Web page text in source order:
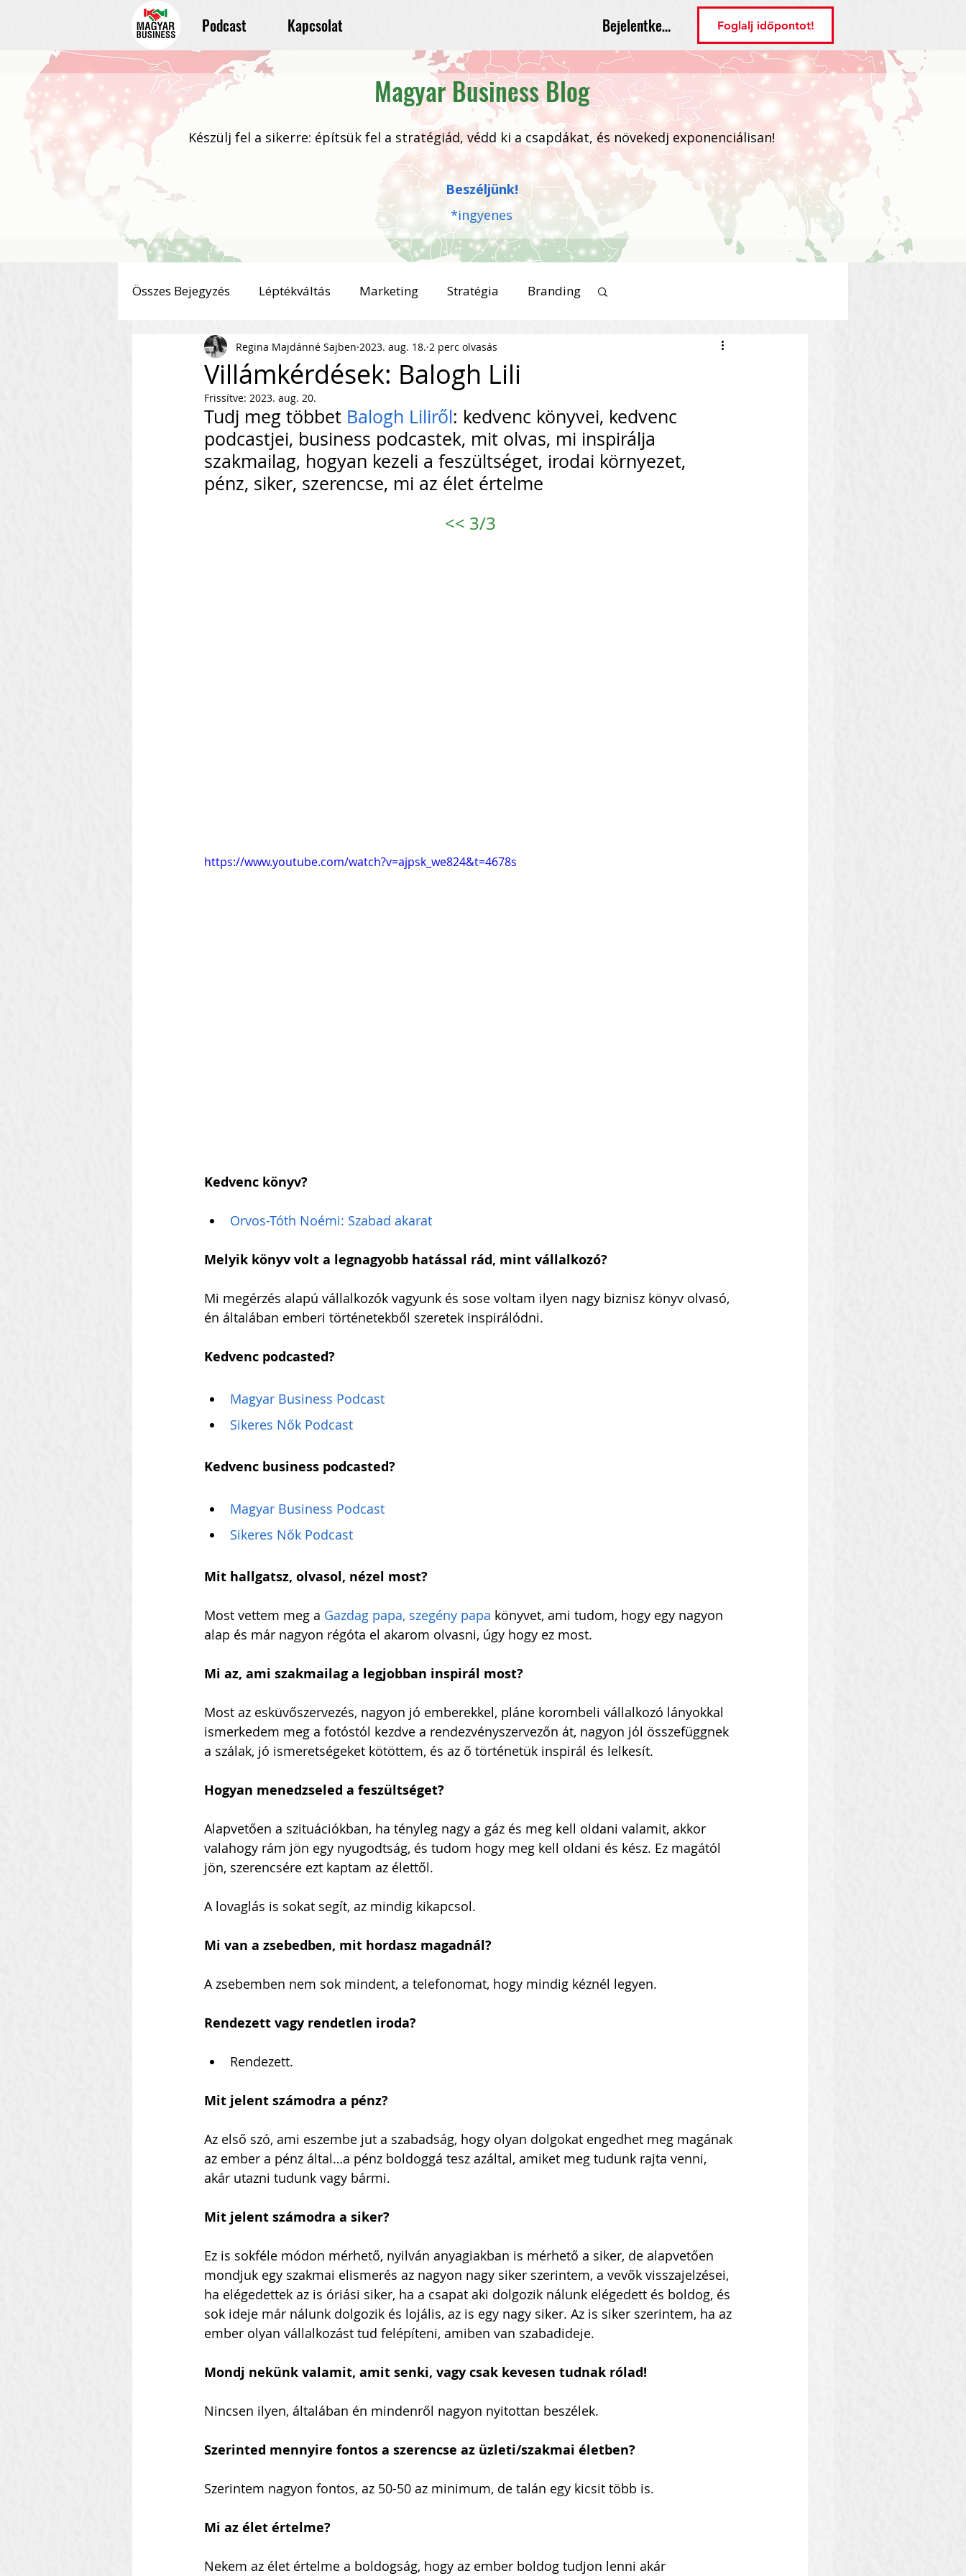
Podcast Kapcsolat Bejelentkezés Foglalj időpontot!
Magyar Business Blog
Készülj fel a sikerre: építsük fel a stratégiád, védd ki a csapdákat, és növekedj exponenciálisan!
Beszéljünk!
*ingyenes
Összes Bejegyzés Léptékváltás Marketing Stratégia Branding
KKV Magyar Business Podcast PR HR
Kommunikáció Csapatépítés KKV Skálázás Munkaerőpiac
Vállalkozás Építés Nonprofit Szervezet Startup
Közösségépítés
Villámkérdések: Balogh Lili
Regina Majdánné Sajben 2023. aug. 18. 2 perc olvasás
Frissítve: 2023. aug. 20.
Tudj meg többet Balogh Liliről: kedvenc könyvei, kedvenc
podcastjei, business podcastek, mit olvas, mi inspirálja
szakmailag, hogyan kezeli a feszültséget, irodai környezet,
pénz, siker, szerencse, mi az élet értelme
<< 3/3
https://www.youtube.com/watch?v=ajpsk_we824&t=4678s
Kedvenc könyv?
Orvos-Tóth Noémi: Szabad akarat
Melyik könyv volt a legnagyobb hatással rád, mint vállalkozó?
Mi megérzés alapú vállalkozók vagyunk és sose voltam ilyen nagy biznisz könyv olvasó,
én általában emberi történetekből szeretek inspirálódni.
Kedvenc podcasted?
Magyar Business Podcast
Sikeres Nők Podcast
Kedvenc business podcasted?
Magyar Business Podcast
Sikeres Nők Podcast
Mit hallgatsz, olvasol, nézel most?
Most vettem meg a Gazdag papa, szegény papa könyvet, ami tudom, hogy egy nagyon
alap és már nagyon régóta el akarom olvasni, úgy hogy ez most.
Mi az, ami szakmailag a legjobban inspirál most?
Most az esküvőszervezés, nagyon jó emberekkel, pláne korombeli vállalkozó lányokkal
ismerkedem meg a fotóstól kezdve a rendezvényszervezőn át, nagyon jól összefüggnek
a szálak, jó ismeretségeket kötöttem, és az ő történetük inspirál és lelkesít.
Hogyan menedzseled a feszültséget?
Alapvetően a szituációkban, ha tényleg nagy a gáz és meg kell oldani valamit, akkor
valahogy rám jön egy nyugodtság, és tudom hogy meg kell oldani és kész. Ez magától
jön, szerencsére ezt kaptam az élettől.
A lovaglás is sokat segít, az mindig kikapcsol.
Mi van a zsebedben, mit hordasz magadnál?
A zsebemben nem sok mindent, a telefonomat, hogy mindig kéznél legyen.
Rendezett vagy rendetlen iroda?
Rendezett.
Mit jelent számodra a pénz?
Az első szó, ami eszembe jut a szabadság, hogy olyan dolgokat engedhet meg magának
az ember a pénz által…a pénz boldoggá tesz azáltal, amiket meg tudunk rajta venni,
akár utazni tudunk vagy bármi.
Mit jelent számodra a siker?
Ez is sokféle módon mérhető, nyilván anyagiakban is mérhető a siker, de alapvetően
mondjuk egy szakmai elismerés az nagyon nagy siker szerintem, a vevők visszajelzései,
ha elégedettek az is óriási siker, ha a csapat aki dolgozik nálunk elégedett és boldog, és
sok ideje már nálunk dolgozik és lojális, az is egy nagy siker. Az is siker szerintem, ha az
ember olyan vállalkozást tud felépíteni, amiben van szabadideje.
Mondj nekünk valamit, amit senki, vagy csak kevesen tudnak rólad!
Nincsen ilyen, általában én mindenről nagyon nyitottan beszélek.
Szerinted mennyire fontos a szerencse az üzleti/szakmai életben?
Szerintem nagyon fontos, az 50-50 az minimum, de talán egy kicsit több is.
Mi az élet értelme?
Nekem az élet értelme a boldogság, hogy az ember boldog tudjon lenni akár